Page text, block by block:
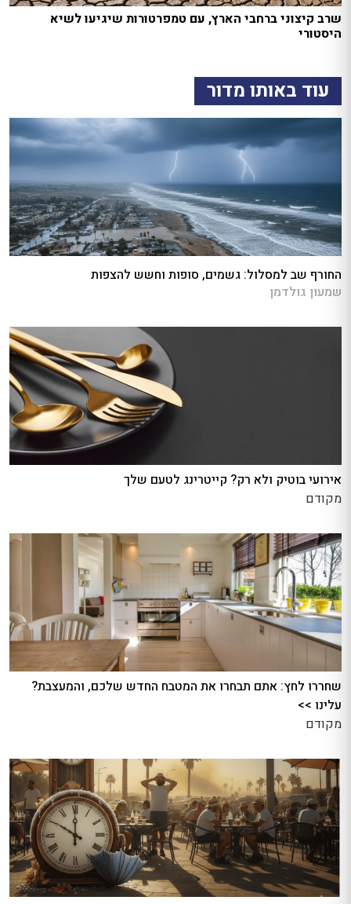
שרב קיצוני ברחבי הארץ, עם טמפרטורות שיגיעו לשיא
היסטורי
עוד באותו מדור
החורף שב למסלול: גשמים, סופות וחשש להצפות
שמעון גולדמן
אירועי בוטיק ולא רק? קייטרינג לטעם שלך
מקודם
שחררו לחץ: אתם תבחרו את המטבח החדש שלכם, והמעצבת?
עלינו >>
מקודם